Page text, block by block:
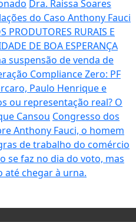
Dra. Raissa Soares
do Caso Anthony Fauci
PRODUTORES RURAIS E
DE BOA ESPERANÇA
suspensão de venda de
Compliance Zero: PF
Paulo Henrique e
ou representação real? O
Cansou Congresso dos
Anthony Fauci, o homem
de trabalho do comércio
se faz no dia do voto, mas
até chegar à urna.